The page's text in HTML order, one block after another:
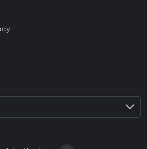
CD Key?
Games CD Key?
CD Key?
Connect CD Key?